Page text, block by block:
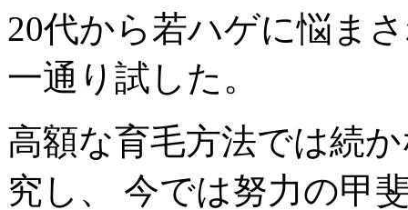
20代から若ハゲに悩ま
一通り試した。
高額な育毛方法では続
究し、 今では努力の甲